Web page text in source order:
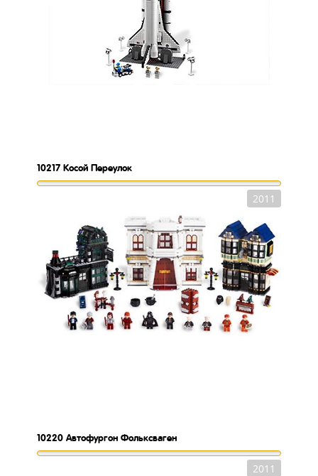
10217 Косой Переулок
2011
10220 Автофургон Фольксваген
2011